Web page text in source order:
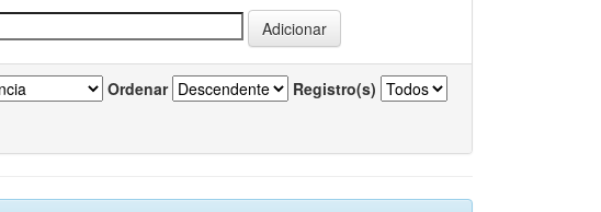
Ordenar Registro(s)